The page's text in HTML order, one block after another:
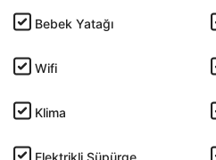
Bebek Yatağı
Wifi
Klima
Elektrikli Süpürge